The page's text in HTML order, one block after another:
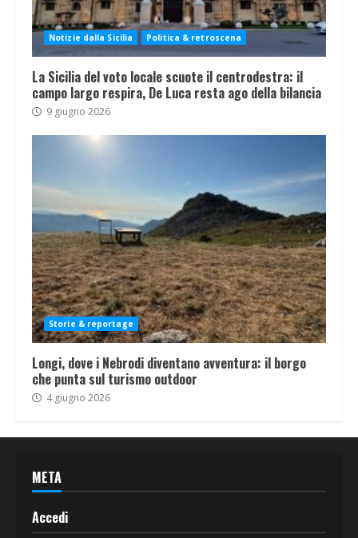
Notizie dalla Sicilia Politica & retroscena
La Sicilia del voto locale scuote il centrodestra: il
campo largo respira, De Luca resta ago della bilancia
9 giugno 2026
Storie & reportage
Longi, dove i Nebrodi diventano avventura: il borgo
che punta sul turismo outdoor
4 giugno 2026
META
Accedi